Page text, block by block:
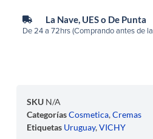
La Nave, UES o De Punta
De 24 a 72hrs (Comprando antes de
SKU N/A
CategoríasCosmetica,Cremas
Etiquetas Uruguay,VICHY